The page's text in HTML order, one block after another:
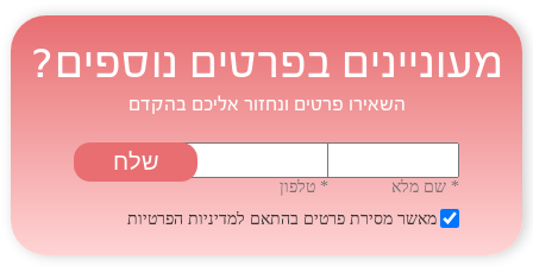
מעוניינים בפרטים נוספים?
השאירו פרטים ונחזור אליכם בהקדם
* שם מלא
* טלפון
מאשר מסירת פרטים בהתאם למדיניות הפרטיות